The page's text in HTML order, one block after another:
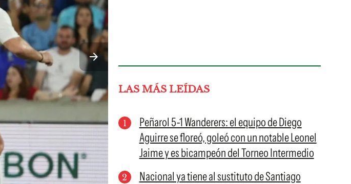
LAS MÁS LEÍDAS
Peñarol 5-1 Wanderers: el equipo de Diego
Aguirre se floreó, goleó con un notable Leonel
Jaime y es bicampeón del Torneo Intermedio
Nacional ya tiene al sustituto de Santiago